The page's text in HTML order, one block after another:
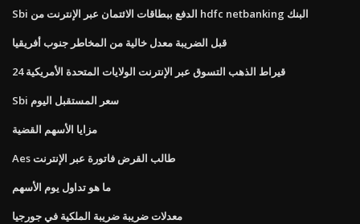
Sbi الدفع ببطاقات الائتمان عبر الإنترنت من hdfc netbanking البنك
قبل الضريبة معدل خالية من المخاطر جنوب أفريقيا
24 قيراط الذهب التسوق عبر الإنترنت الولايات المتحدة الأمريكية
Sbi سعر المستقبل اليوم
مزايا الأسهم القضية
Aes طالب القرض فاتورة عبر الإنترنت
ما هو تداول يوم الأسهم
معدلات ضريبة ضريبة الملكية في جورجيا